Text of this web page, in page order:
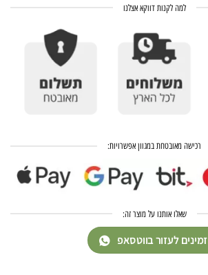
למה לקנות דווקא אצלנו
רכישה מאובטחת במגוון אפשרויות:
שאלו אותנו על מוצר זה:
זמינים לעזור בווטסאפ